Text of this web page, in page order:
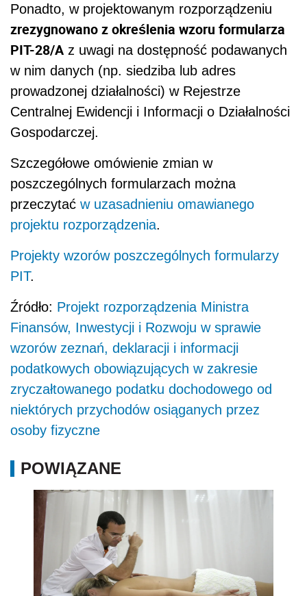
Ponadto, w projektowanym rozporządzeniu
zrezygnowano z określenia wzoru formularza
PIT-28/A z uwagi na dostępność podawanych
w nim danych (np. siedziba lub adres
prowadzonej działalności) w Rejestrze
Centralnej Ewidencji i Informacji o Działalności
Gospodarczej.
Szczegółowe omówienie zmian w
poszczególnych formularzach można
przeczytać w uzasadnieniu omawianego
projektu rozporządzenia.
Projekty wzorów poszczególnych formularzy
PIT.
Źródło: Projekt rozporządzenia Ministra
Finansów, Inwestycji i Rozwoju w sprawie
wzorów zeznań, deklaracji i informacji
podatkowych obowiązujących w zakresie
zryczałtowanego podatku dochodowego od
niektórych przychodów osiąganych przez
osoby fizyczne
POWIĄZANE